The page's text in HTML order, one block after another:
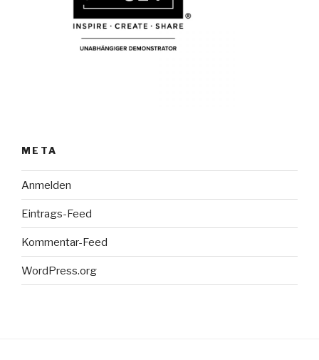
META
Anmelden
Eintrags-Feed
Kommentar-Feed
WordPress.org